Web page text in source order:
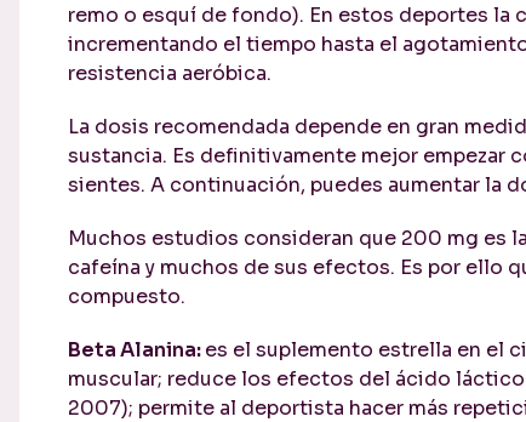
remo o esquí de fondo). En estos deportes la
incrementando el tiempo hasta el
resistencia aeróbica.
La dosis recomendada depende en gran
sustancia. Es definitivamente mejor empezar
sientes. A continuación, puedes aumentar la
Muchos estudios consideran que 200 mg es
cafeína y muchos de sus efectos. Es por ello
compuesto.
Beta Alanina:es el suplemento estrella en el
muscular; reduce los efectos del ácido
2007); permite al deportista hacer más